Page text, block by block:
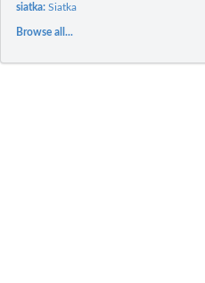
siatka:Siatka
Browse all...